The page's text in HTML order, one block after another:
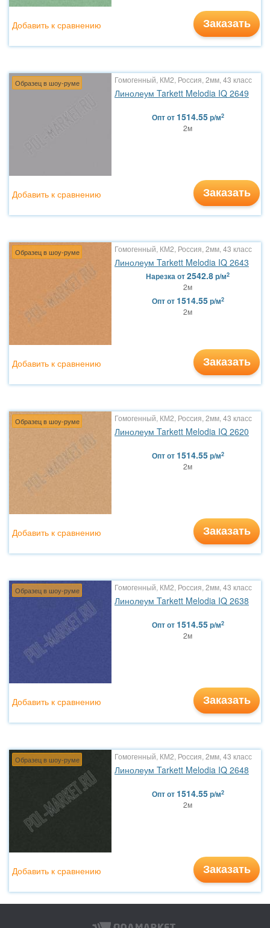
Заказать
Добавить к сравнению
Образец в шоу-руме Гомогенный, КМ2, Россия, 2мм, 43 класс
Линолеум Tarkett Melodia IQ 2649
Оптот 1514.55р/м2
2м
Заказать
Добавить к сравнению
Образец в шоу-руме Гомогенный, КМ2, Россия, 2мм, 43 класс
Линолеум Tarkett Melodia IQ 2643
Нарезкаот2542.8р/м2
2м
Оптот 1514.55р/м2
2м
Заказать
Добавить к сравнению
Образец в шоу-руме Гомогенный, КМ2, Россия, 2мм, 43 класс
Линолеум Tarkett Melodia IQ 2620
Оптот 1514.55р/м2
2м
Заказать
Добавить к сравнению
Образец в шоу-руме Гомогенный, КМ2, Россия, 2мм, 43 класс
Линолеум Tarkett Melodia IQ 2638
Оптот 1514.55р/м2
2м
Заказать
Добавить к сравнению
Образец в шоу-руме Гомогенный, КМ2, Россия, 2мм, 43 класс
Линолеум Tarkett Melodia IQ 2648
Оптот 1514.55р/м2
2м
Заказать
Добавить к сравнению